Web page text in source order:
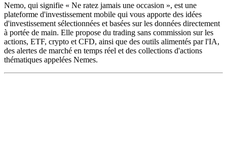
Nemo, qui signifie « Ne ratez jamais une occasion », est une
plateforme d'investissement mobile qui vous apporte des idées
d'investissement sélectionnées et basées sur les données directement
à portée de main. Elle propose du trading sans commission sur les
actions, ETF, crypto et CFD, ainsi que des outils alimentés par l'IA,
des alertes de marché en temps réel et des collections d'actions
thématiques appelées Nemes.